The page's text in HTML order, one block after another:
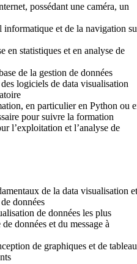
possédant une caméra, un
et de la navigation
en statistiques et en analyse de
de la gestion de données
logiciels de data visualisation
en particulier en Python ou
pour suivre la formation
l’exploitation et l’analyse de
de la data visualisation et
données
de données les plus
données et du message à
de graphiques et de